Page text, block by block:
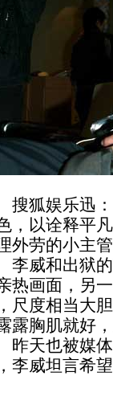
狐娱乐迅：
，以诠释平
外劳的小主
威和出狱的
热画面，另
尺度相当大
露胸肌就好
天也被媒体
李威坦言希